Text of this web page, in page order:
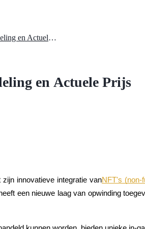
Mir4 NFT Karakter - Beoordeling en Actuele Prijs
en Actuele Prijs
innovatieve integratie vanNFT's (non-
een nieuwe laag van opwinding